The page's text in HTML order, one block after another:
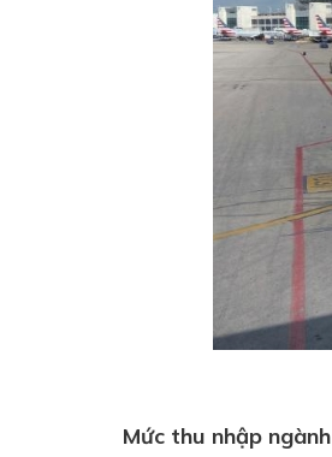
Mức thu nhập